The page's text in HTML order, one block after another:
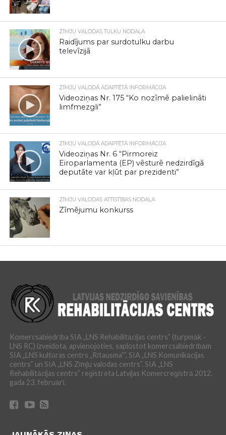
ZĪMJU VALODAS TULKU NODAĻA
Raidījums par surdotulku darbu
televīzijā
ZĪMJU VALODĀ ADAPTĒTĀ INFORMĀCIJA
Videoziņas Nr. 175 “Ko nozīmē palielināti
limfmezgli”
ZĪMJU VALODĀ ADAPTĒTĀ INFORMĀCIJA
Videoziņas Nr. 6 “Pirmoreiz
Eiroparlamenta (EP) vēsturē nedzirdīgā
deputāte var kļūt par prezidenti”
ZĪMJU VALODAS ATTĪSTĪBAS NODAĻA
Zīmējumu konkurss
Komercsabiedrība SIA „LNS Rehabilitācijas centrs” (turpmāk -
LNS RC) izveidota, apvienojoties, saplūstot komercsabiedrībām
SIA „LNS kultūras centrs „Rītausma””, SIA „LNS Komunikācijas
centrs” un SIA „LNS Zīmju valodas centrs”. SIA „LNS
Rehabilitācijas centrs” reģistrēta Latvijas Komercreģistrā 2012.
gada 23. februārī.